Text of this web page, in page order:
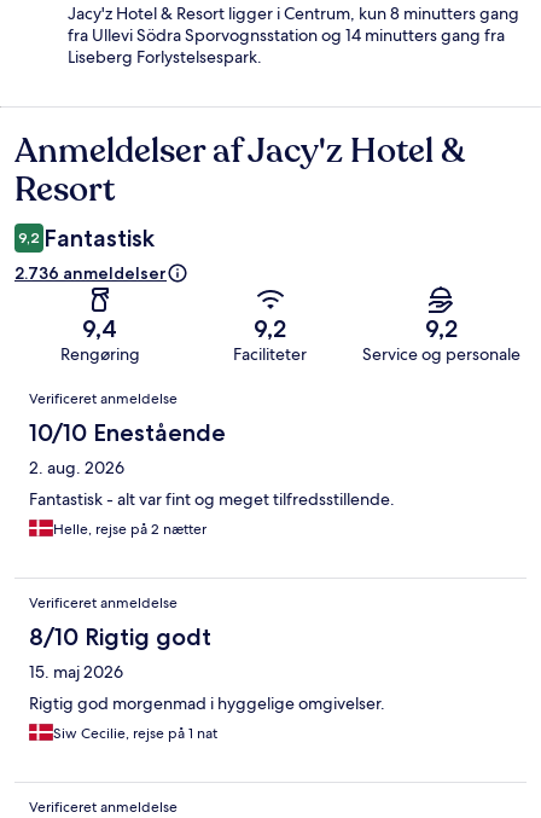
Jacy'z Hotel & Resort ligger i Centrum, kun 8 minutters gang
fra Ullevi Södra Sporvognsstation og 14 minutters gang fra
Liseberg Forlystelsespark.
Anmeldelser
Anmeldelser af Jacy'z Hotel &
Resort
9,2 Fantastisk
2.736 anmeldelser
9,4
Rengøring
9,2
Faciliteter
9,2
Service og personale
Anmeldelser
Verificeret anmeldelse
10/10 Enestående
2. aug. 2026
Fantastisk - alt var fint og meget tilfredsstillende.
Helle, rejse på 2 nætter
Verificeret anmeldelse
8/10 Rigtig godt
15. maj 2026
Rigtig god morgenmad i hyggelige omgivelser.
Siw Cecilie, rejse på 1 nat
Verificeret anmeldelse